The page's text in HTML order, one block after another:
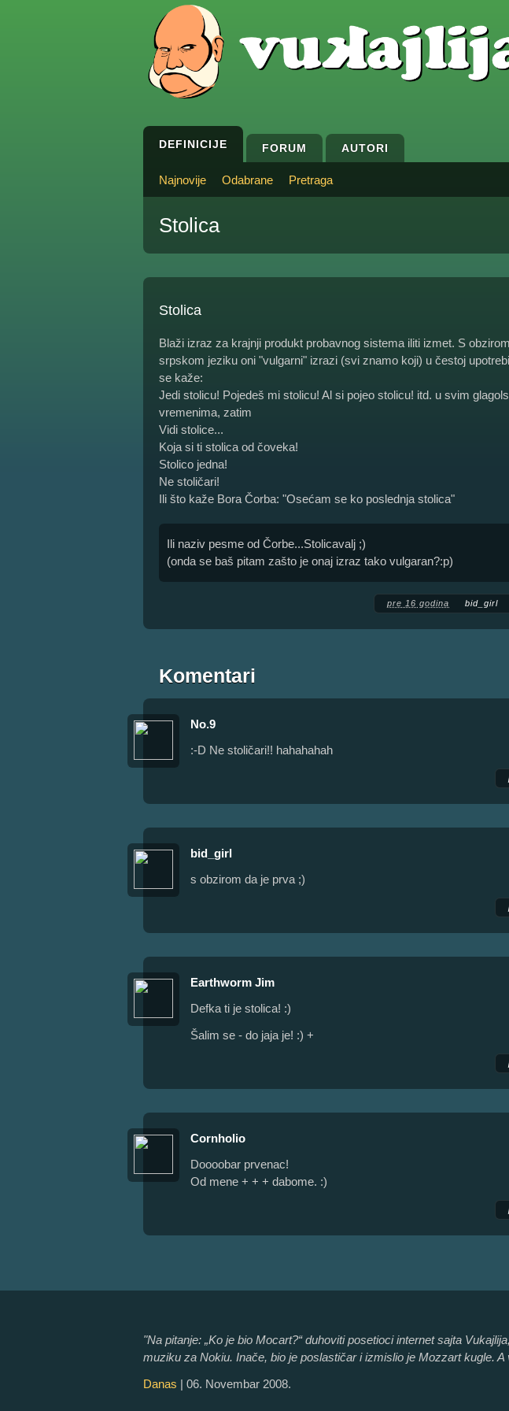
DEFINICIJE FORUM AUTORI
Najnovije Odabrane Pretraga
Stolica
Stolica
Blaži izraz za krajnji produkt probavnog sistema iliti izmet. S
srpskom jeziku oni "vulgarni" izrazi (svi znamo koji) u čestoj
se kaže:
Jedi stolicu! Pojedeš mi stolicu! Al si pojeo stolicu! itd. u svim
vremenima, zatim
Vidi stolice...
Koja si ti stolica od čoveka!
Stolico jedna!
Ne stoličari!
Ili što kaže Bora Čorba: "Osećam se ko poslednja stolica"
Ili naziv pesme od Čorbe...Stolicavalj ;)
(onda se baš pitam zašto je onaj izraz tako vulgaran?:p)
pre 16 godina bid_girl
Komentari
No.9
:-D Ne stoličari!! hahahahah
bid_girl
s obzirom da je prva ;)
Earthworm Jim
Defka ti je stolica! :)
Šalim se - do jaja je! :) +
Cornholio
Doooobar prvenac!
Od mene + + + dabome. :)
"Na pitanje: „Ko je bio Mocart?“ duhoviti posetioci internet sajta
muziku za Nokiu. Inače, bio je poslastičar i izmislio je Mozzart kugle. A
Danas | 06. Novembar 2008.